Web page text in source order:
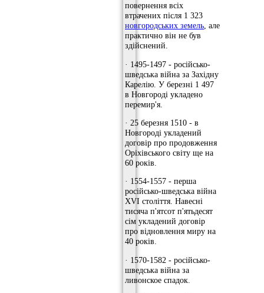
повернення всіх
втрачених після 1 323
новгородських земель , але
практично він не був
здійснений.
· 1495-1497 - російсько-
шведська війна за Західну
Карелію. У березні 1 497
в Новгороді укладено
перемир'я.
· 25 березня 1510 - в
Новгороді укладений
договір про продовження
Оріхівського світу ще на
60 років.
· 1554-1557 - перша
російсько-шведська війна
XVI століття. Навесні
тисяча п'ятсот п'ятьдесят
сім укладений договір
про відновлення миру на
40 років.
· 1570-1582 - російсько-
шведська війна за
ливонское спадок.